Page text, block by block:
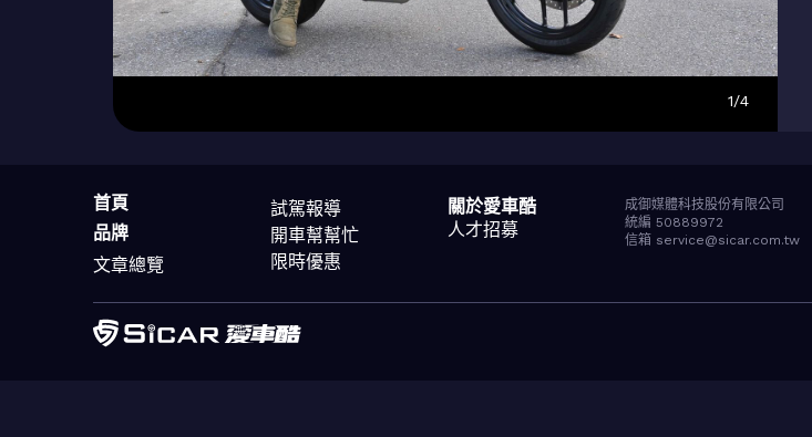
1/4
首頁
品牌
文章總覽
試駕報導
開車幫幫忙
限時優惠
關於愛車酷
人才招募
成御媒體科技股份有限公司
統編 50889972
信箱 service@sicar.com.tw